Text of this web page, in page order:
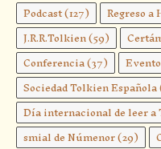
Podcast(127) Regreso
J.R.R.Tolkien(59)
Conferencia(37)
Sociedad Tolkien Española
Día internacional de leer
smial de Númenor(29)